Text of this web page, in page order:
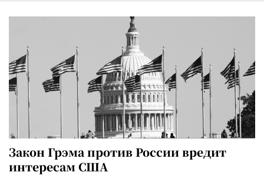
Закон Грэма против России вредит
интересам США